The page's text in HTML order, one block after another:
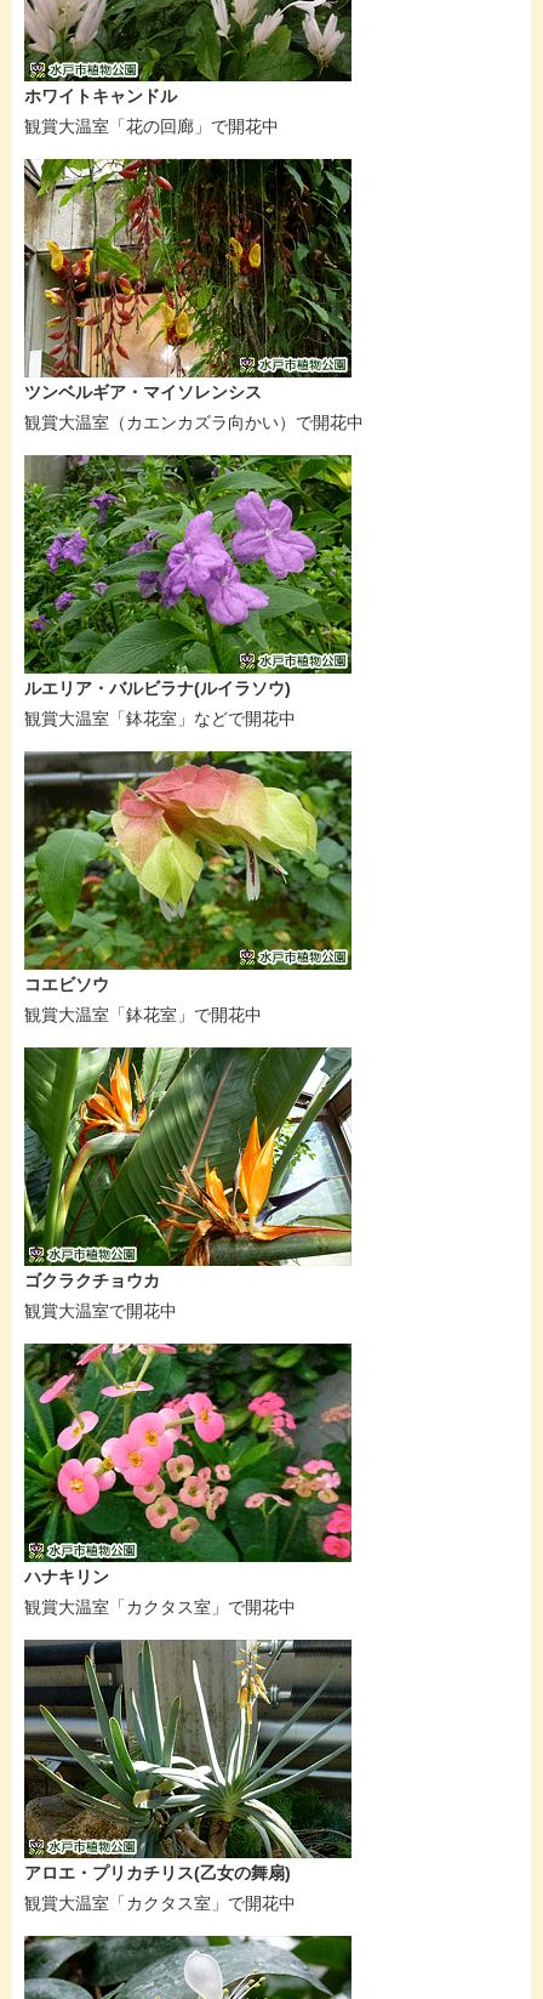
ホワイトキャンドル
観賞大温室「花の回廊」で開花中
ツンベルギア・マイソレンシス
観賞大温室（カエンカズラ向かい）で開花中
ルエリア・バルビラナ(ルイラソウ)
観賞大温室「鉢花室」などで開花中
コエビソウ
観賞大温室「鉢花室」で開花中
ゴクラクチョウカ
観賞大温室で開花中
ハナキリン
観賞大温室「カクタス室」で開花中
アロエ・プリカチリス(乙女の舞扇)
観賞大温室「カクタス室」で開花中